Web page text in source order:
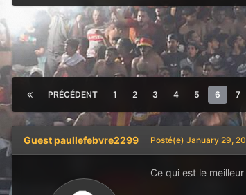
PRÉCÉDENT 1 2 3 4 5 6 7
Guest paullefebvre2299 Posté(e) January 29,
Ce qui est le